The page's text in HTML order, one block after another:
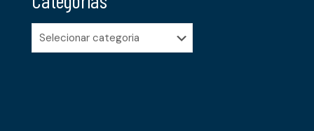
Categorias